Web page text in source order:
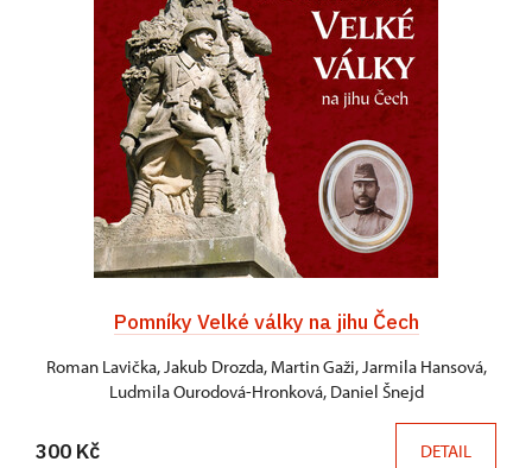
Pomníky Velké války na jihu Čech
Roman Lavička, Jakub Drozda, Martin Gaži, Jarmila Hansová,
Ludmila Ourodová-Hronková, Daniel Šnejd
300 Kč DETAIL